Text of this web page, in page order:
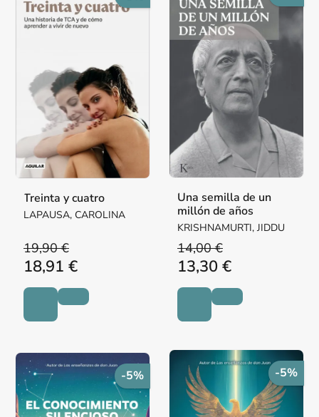
Treinta y cuatro
LAPAUSA, CAROLINA
19,90 €
18,91 €
Una semilla de un
millón de años
KRISHNAMURTI, JIDDU
14,00 €
13,30 €
-5% -5%